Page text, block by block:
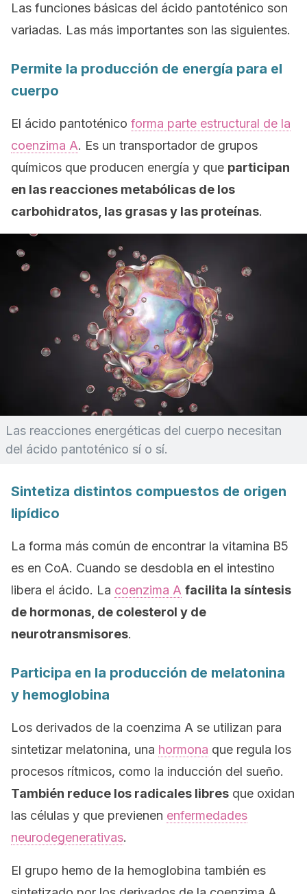
Las funciones básicas del ácido pantoténico son
variadas. Las más importantes son las siguientes.
Permite la producción de energía para el
cuerpo
El ácido pantoténico forma parte estructural de la
coenzima A. Es un transportador de grupos
químicos que producen energía y que participan
en las reacciones metabólicas de los
carbohidratos, las grasas y las proteínas.
Las reacciones energéticas del cuerpo necesitan
del ácido pantoténico sí o sí.
Sintetiza distintos compuestos de origen
lipídico
La forma más común de encontrar la vitamina B5
es en CoA. Cuando se desdobla en el intestino
libera el ácido. La coenzima A facilita la síntesis
de hormonas, de colesterol y de
neurotransmisores.
Participa en la producción de melatonina
y hemoglobina
Los derivados de la coenzima A se utilizan para
sintetizar melatonina, una hormona que regula los
procesos rítmicos, como la inducción del sueño.
También reduce los radicales libres que oxidan
las células y que previenen enfermedades
neurodegenerativas.
El grupo hemo de la hemoglobina también es